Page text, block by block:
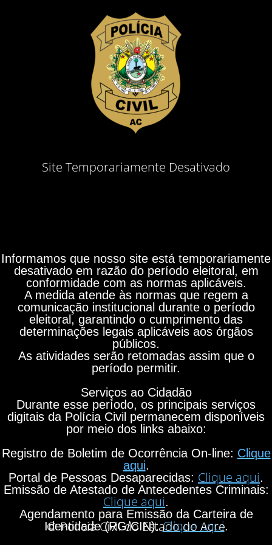
Site Temporariamente Desativado
Informamos que nosso site está temporariamente
desativado em razão do período eleitoral, em
conformidade com as normas aplicáveis.
A medida atende às normas que regem a
comunicação institucional durante o período
eleitoral, garantindo o cumprimento das
determinações legais aplicáveis aos órgãos
públicos.
As atividades serão retomadas assim que o
período permitir.
Serviços ao Cidadão
Durante esse período, os principais serviços
digitais da Polícia Civil permanecem disponíveis
por meio dos links abaixo:
Registro de Boletim de Ocorrência On-line: Clique
aqui.
Portal de Pessoas Desaparecidas: Clique aqui.
Emissão de Atestado de Antecedentes Criminais:
Clique aqui.
Agendamento para Emissão da Carteira de
Identidade (RG/CIN):Clique aqui.
© Polícia Civil do Estado do Acre